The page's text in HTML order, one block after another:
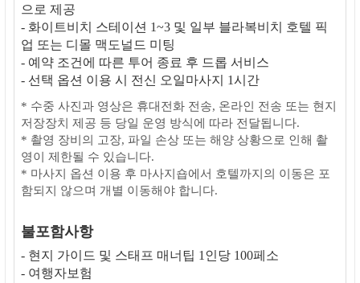
으로 제공
- 화이트비치 스테이션 1~3 및 일부 블라복비치 호텔 픽
업 또는 디몰 맥도널드 미팅
- 예약 조건에 따른 투어 종료 후 드롭 서비스
- 선택 옵션 이용 시 전신 오일마사지 1시간
* 수중 사진과 영상은 휴대전화 전송, 온라인 전송 또는 현지
저장장치 제공 등 당일 운영 방식에 따라 전달됩니다.
* 촬영 장비의 고장, 파일 손상 또는 해양 상황으로 인해 촬
영이 제한될 수 있습니다.
* 마사지 옵션 이용 후 마사지숍에서 호텔까지의 이동은 포
함되지 않으며 개별 이동해야 합니다.
불포함사항
- 현지 가이드 및 스태프 매너팁 1인당 100페소
- 여행자보험